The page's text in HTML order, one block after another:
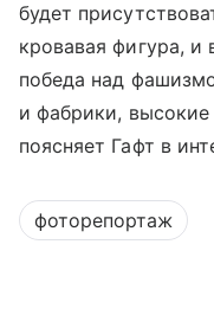
будет
кровавая фигура, и
победа над
и фабрики,
поясняет Гафт в
фоторепортаж